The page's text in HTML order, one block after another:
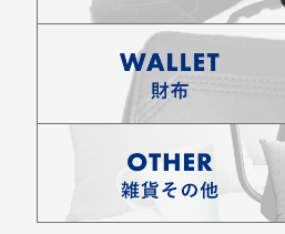
お買い物を続ける